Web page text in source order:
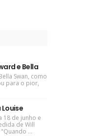
e Bella
Swan, como
para o pior,
18 de junho e
de Will
...